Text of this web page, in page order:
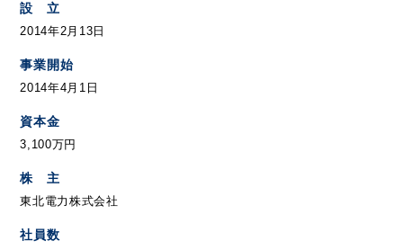
設 立
2014年2月13日
事業開始
2014年4月1日
資本金
3,100万円
株 主
東北電力株式会社
社員数